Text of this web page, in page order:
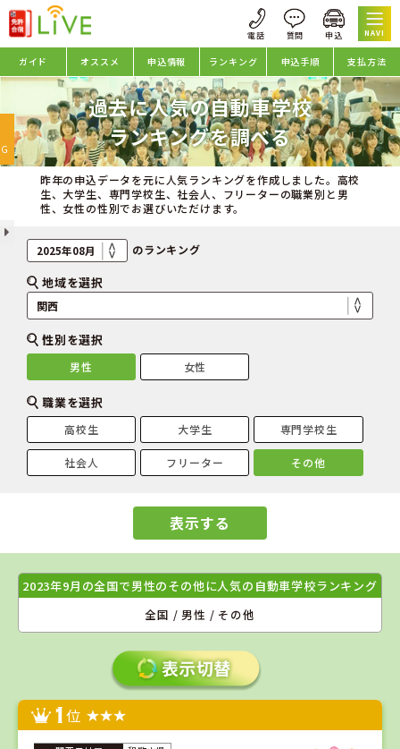
NAVI
ガイド オススメ 申込情報 ランキング 申込手順 支払方法
過去に人気の自動車学校
ランキングを調べる
昨年の申込データを元に人気ランキングを作成しました。高校
生、大学生、専門学校生、社会人、フリーターの職業別と男
性、女性の性別でお選びいただけます。
のランキング
地域を選択
性別を選択
男性 女性
職業を選択
高校生 大学生 専門学校生
社会人 フリーター その他
表示する
2023年9月の全国で男性のその他に人気の自動車学校ランキング
全国 / 男性 / その他
1位